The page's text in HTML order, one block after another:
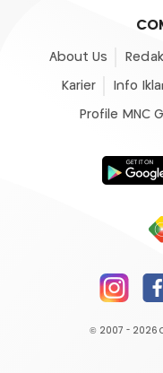
About Us
Karier Info
Profile MNC
© 2007 - 2026